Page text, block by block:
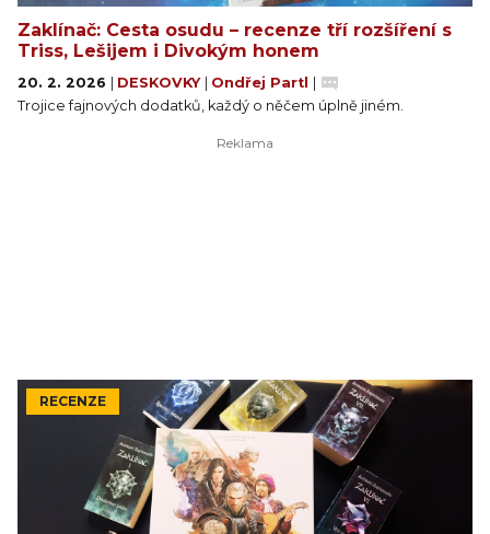
Zaklínač: Cesta osudu – recenze tří rozšíření s
Triss, Lešijem i Divokým honem
20. 2. 2026 DESKOVKY Ondřej Partl
Trojice fajnových dodatků, každý o něčem úplně jiném.
RECENZE